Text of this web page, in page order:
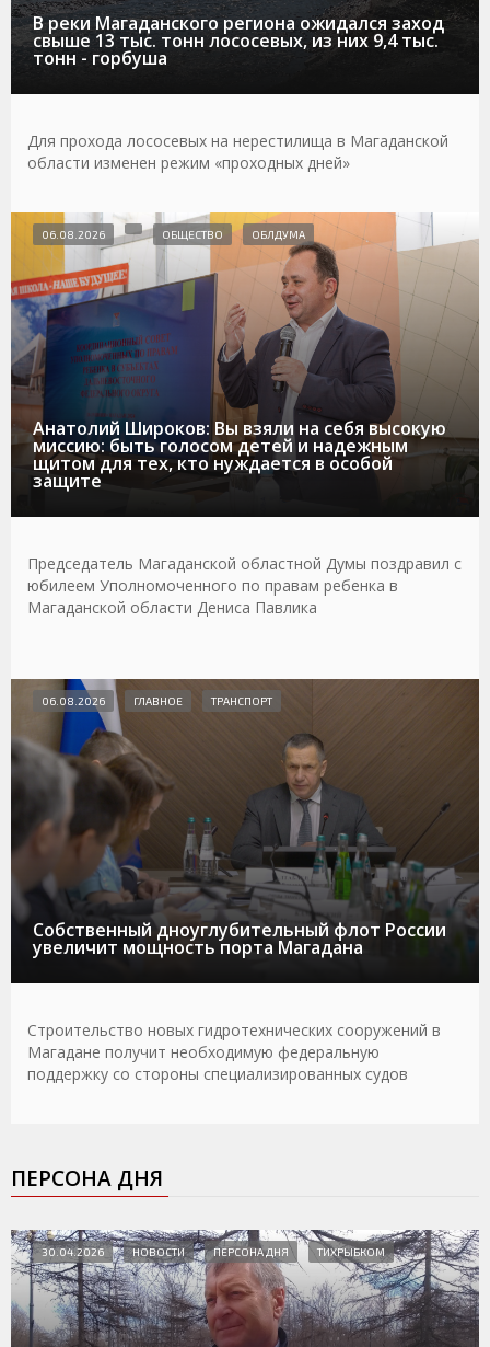
В реки Магаданского региона ожидался заход
свыше 13 тыс. тонн лососевых, из них 9,4 тыс.
тонн - горбуша
Для прохода лососевых на нерестилища в Магаданской
области изменен режим «проходных дней»
Анатолий Широков: Вы взяли на себя высокую
миссию: быть голосом детей и надежным
щитом для тех, кто нуждается в особой
защите
06.08.2026 ОБЩЕСТВО ОБЛДУМА
Председатель Магаданской областной Думы поздравил с
юбилеем Уполномоченного по правам ребенка в
Магаданской области Дениса Павлика
Собственный дноуглубительный флот России
увеличит мощность порта Магадана
06.08.2026 ГЛАВНОЕ ТРАНСПОРТ
Строительство новых гидротехнических сооружений в
Магадане получит необходимую федеральную
поддержку со стороны специализированных судов
ПЕРСОНА ДНЯ
30.04.2026 НОВОСТИ ПЕРСОНА ДНЯ ТИХРЫБКОМ